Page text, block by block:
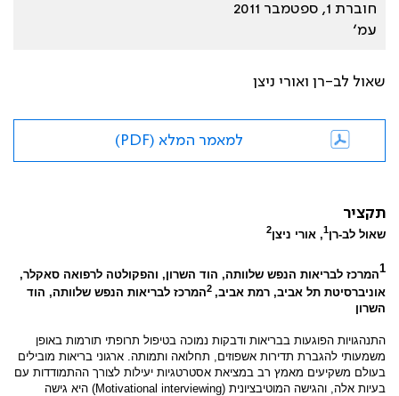
חוברת 1, ספטמבר 2011
עמ׳
שאול לב-רן ואורי ניצן
למאמר המלא (PDF)
תקציר
שאול לב-רן1, אורי ניצן2
1המרכז לבריאות הנפש שלוותה, הוד השרון, והפקולטה לרפואה סאקלר,
אוניברסיטת תל אביב, רמת אביב,
המרכז לבריאות הנפש שלוותה, הוד
השרון
התנהגויות הפוגעות בבריאות ודבקות נמוכה בטיפול תרופתי תורמות באופן
משמעותי להגברת תדירות אשפוזים, תחלואה ותמותה. ארגוני בריאות מובילים
בעולם משקיעים מאמץ רב במציאת אסטרטגיות יעילות לצורך ההתמודדות עם
בעיות אלה, והגישה המוטיבציונית (Motivational interviewing)
היא גישה